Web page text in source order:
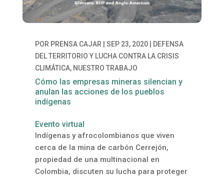
POR PRENSA CAJAR SEP 23, 2020|
DEFENSA
DEL TERRITORIO Y LUCHA CONTRA LA CRISIS
CLIMÁTICA, NUESTRO TRABAJO
Cómo las empresas mineras silencian y
anulan las acciones de los pueblos
indígenas
Evento virtual
Indígenas y afrocolombianos que viven
cerca de la mina de carbón Cerrejón,
propiedad de una multinacional en
Colombia, discuten su lucha para proteger